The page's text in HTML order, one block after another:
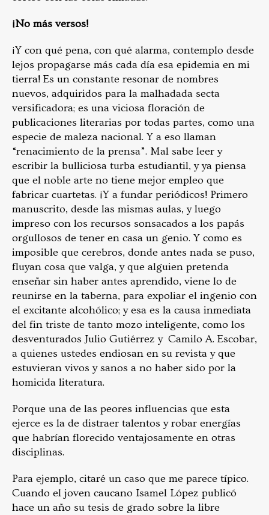
¡No más versos!
¡Y con qué pena, con qué alarma, contemplo desde
lejos propagarse más cada día esa epidemia en mi
tierra! Es un constante resonar de nombres
nuevos, adquiridos para la malhadada secta
versificadora; es una viciosa floración de
publicaciones literarias por todas partes, como una
especie de maleza nacional. Y a eso llaman
“renacimiento de la prensa”. Mal sabe leer y
escribir la bulliciosa turba estudiantil, y ya piensa
que el noble arte no tiene mejor empleo que
fabricar cuartetas. ¡Y a fundar periódicos! Primero
manuscrito, desde las mismas aulas, y luego
impreso con los recursos sonsacados a los papás
orgullosos de tener en casa un genio. Y como es
imposible que cerebros, donde antes nada se puso,
fluyan cosa que valga, y que alguien pretenda
enseñar sin haber antes aprendido, viene lo de
reunirse en la taberna, para expoliar el ingenio con
el excitante alcohólico; y esa es la causa inmediata
del fin triste de tanto mozo inteligente, como los
desventurados Julio Gutiérrez y Camilo A. Escobar,
a quienes ustedes endiosan en su revista y que
estuvieran vivos y sanos a no haber sido por la
homicida literatura.
Porque una de las peores influencias que esta
ejerce es la de distraer talentos y robar energías
que habrían florecido ventajosamente en otras
disciplinas.
Para ejemplo, citaré un caso que me parece típico.
Cuando el joven caucano Isamel López publicó
hace un año su tesis de grado sobre la libre